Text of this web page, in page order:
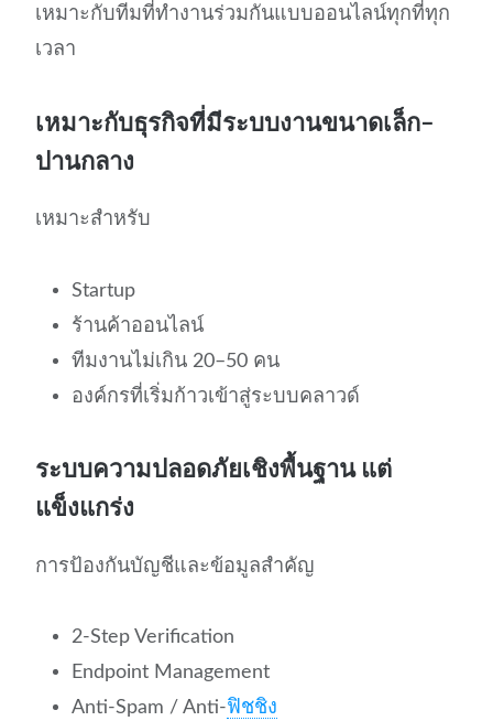
เหมาะกับทีมที่ทำงานร่วมกันแบบออนไลน์ทุกที่ทุก
เวลา
เหมาะกับธุรกิจที่มีระบบงานขนาดเล็ก–
ปานกลาง
เหมาะสำหรับ
Startup
ร้านค้าออนไลน์
ทีมงานไม่เกิน 20–50 คน
องค์กรที่เริ่มก้าวเข้าสู่ระบบคลาวด์
ระบบความปลอดภัยเชิงพื้นฐาน แต่
แข็งแกร่ง
การป้องกันบัญชีและข้อมูลสำคัญ
2-Step Verification
Endpoint Management
Anti-Spam / Anti-ฟิชชิง